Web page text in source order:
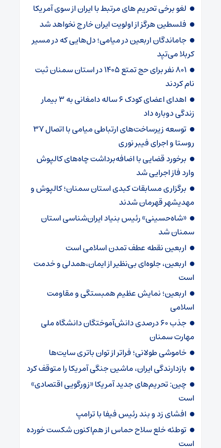
لغو برخی تحریم های مرتبط با ایران از سوی آمریکا
فلسطین هرگز از اولویت ایران خارج نخواهد شد
جاماندگان اربعین در میامی؛ دل‌هایی که در مسیر
کربلا می‌تپد
۸۰۱ نفر برای حج تمتع ۱۴۰۵ در استان سمنان ثبت
نام کردند
اهدای اعضای کودک ۶ ساله دامغانی به ۳ بیمار
زندگی دوباره داد
توسعه زیرساخت‌های ارتباطی میامی با اتصال ۳۷
روستا و اجرای فیبر نوری
برخورد قضایی با اضافه‌برداشت چاه‌های کالپوش
وارد فاز اجرایی شد
برگزاری مسابقات کبدی استان سمنان؛ کالپوش و
مهدیشهر قهرمان شدند
«شاه‌حسینی» رئیس بنیاد ایران‌شناسی استان
سمنان شد
اربعین نقطه عطف تمدن اسلامی است
اربعین، جلوه‌ای بی‌نظیر از ایمان،همدلی و خدمت
است
اربعین؛ نمایش عظیم همبستگی و مقاومت
اسلامی
جذب ۶۰ درصدی دانش‌آموختگان دانشگاه ملی
مهارت سمنان
خاموشی طولانی؛ فراتر از توان باتری سایت‌ها
بازدارندگی ایران، ماشین جنگی آمریکا را متوقف کرد
چین: تحریم‌های جدید آمریکا «زورگویی اقتصادی»
است
افشای زد و بند رئیس فیفا با ترامپ
توطئه خلع سلاح حماس از هم‌اکنون شکست خورده
است